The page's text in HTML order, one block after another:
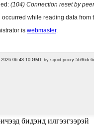
бидэнд илгээгээрэй